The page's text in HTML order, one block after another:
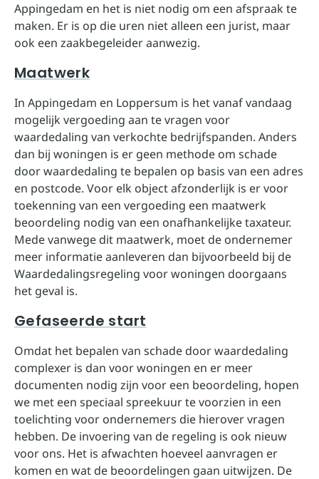
Appingedam en het is niet nodig om een afspraak te
maken. Er is op die uren niet alleen een jurist, maar
ook een zaakbegeleider aanwezig.
Maatwerk
In Appingedam en Loppersum is het vanaf vandaag
mogelijk vergoeding aan te vragen voor
waardedaling van verkochte bedrijfspanden. Anders
dan bij woningen is er geen methode om schade
door waardedaling te bepalen op basis van een adres
en postcode. Voor elk object afzonderlijk is er voor
toekenning van een vergoeding een maatwerk
beoordeling nodig van een onafhankelijke taxateur.
Mede vanwege dit maatwerk, moet de ondernemer
meer informatie aanleveren dan bijvoorbeeld bij de
Waardedalingsregeling voor woningen doorgaans
het geval is.
Gefaseerde start
Omdat het bepalen van schade door waardedaling
complexer is dan voor woningen en er meer
documenten nodig zijn voor een beoordeling, hopen
we met een speciaal spreekuur te voorzien in een
toelichting voor ondernemers die hierover vragen
hebben. De invoering van de regeling is ook nieuw
voor ons. Het is afwachten hoeveel aanvragen er
komen en wat de beoordelingen gaan uitwijzen. De